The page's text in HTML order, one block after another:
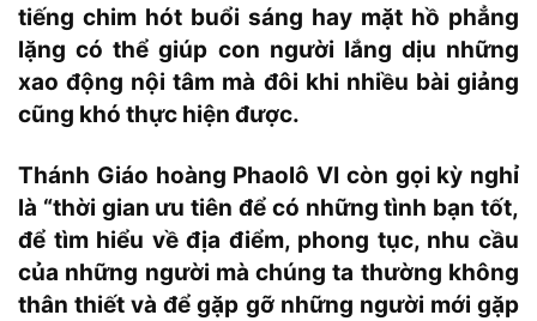
tiếng chim hót buổi sáng hay mặt hồ phẳng
lặng có thể giúp con người lắng dịu những
xao động nội tâm mà đôi khi nhiều bài giảng
cũng khó thực hiện được.
Thánh Giáo hoàng Phaolô VI còn gọi kỳ nghỉ
là “thời gian ưu tiên để có những tình bạn tốt,
để tìm hiểu về địa điểm, phong tục, nhu cầu
của những người mà chúng ta thường không
thân thiết và để gặp gỡ những người mới gặp